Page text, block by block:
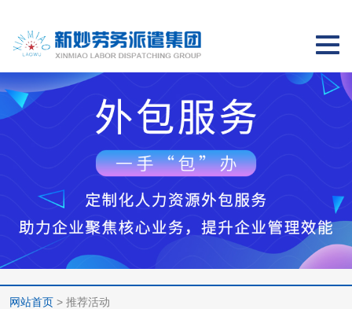
切
导
航
网站首页 > 推荐活动